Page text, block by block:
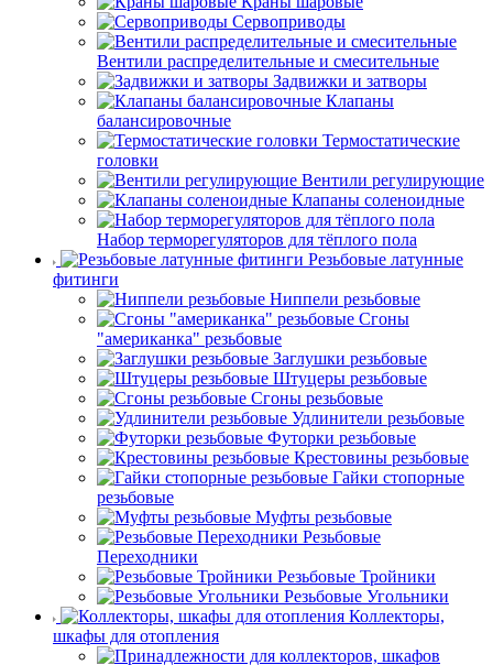
Сервоприводы
Вентили распределительные и смесительные
Задвижки и затворы
Клапаны
балансировочные
Термостатические
головки
Вентили регулирующие
Клапаны соленоидные
Набор терморегуляторов для тёплого пола
Резьбовые латунные
фитинги
Ниппели резьбовые
Сгоны
"американка" резьбовые
Заглушки резьбовые
Штуцеры резьбовые
Сгоны резьбовые
Удлинители резьбовые
Футорки резьбовые
Крестовины резьбовые
Гайки стопорные
резьбовые
Муфты резьбовые
Резьбовые
Переходники
Резьбовые Тройники
Резьбовые Угольники
Коллекторы,
шкафы для отопления